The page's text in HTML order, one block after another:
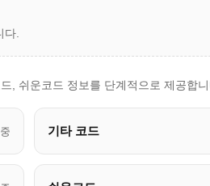
.
, 쉬운코드 정보를 단계적으로 제공합니
기타 코드